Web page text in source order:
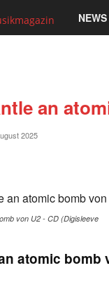
Pressure
NEWS
an
2025
von U2 - CD (Digisleeve
atomic bomb